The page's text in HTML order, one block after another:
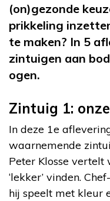
(on)gezonde
prikkeling
te maken? In 5
zintuigen aan
ogen.
Zintuig 1:
In deze 1e
waarnemende
Peter Klosse vertelt
‘lekker’ vinden.
hij speelt met kleur